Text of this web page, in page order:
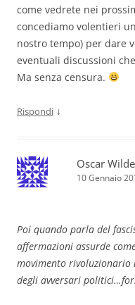
come vedrete nei
concediamo volentieri
nostro tempo) per dare
eventuali discussioni
Ma senza censura.
Rispondi ↓
Oscar Wilde
10 Gennaio
Poi quando parla del
affermazioni assurde
movimento rivoluzionario
degli avversari